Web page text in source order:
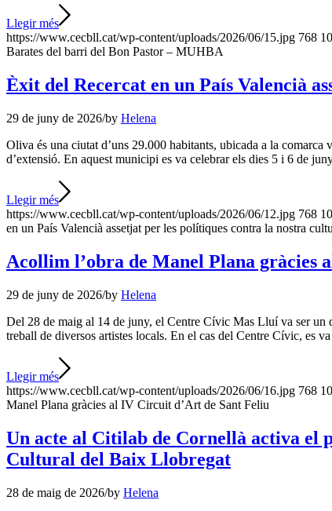
Llegir més
https://www.cecbll.cat/wp-content/uploads/2026/06/15.jpg 768
Barates del barri del Bon Pastor – MUHBA
Èxit del Recercat en un País Valencià
29 de juny de 2026/by Helena
Oliva és una ciutat d’uns 29.000 habitants, ubicada a la
d’extensió. En aquest municipi es va celebrar els dies 5 i 6 de
Llegir més
https://www.cecbll.cat/wp-content/uploads/2026/06/12.jpg 768
en un País Valencià assetjat per les polítiques contra la nostra
Acollim l’obra de Manel Plana gràcies
29 de juny de 2026/by Helena
Del 28 de maig al 14 de juny, el Centre Cívic Mas Lluí va ser un
treball de diversos artistes locals. En el cas del Centre Cívic, es
Llegir més
https://www.cecbll.cat/wp-content/uploads/2026/06/16.jpg 768
Manel Plana gràcies al IV Circuit d’Art de Sant Feliu
Un acte al Citilab de Cornellà activa el
Cultural del Baix Llobregat
28 de maig de 2026/by Helena